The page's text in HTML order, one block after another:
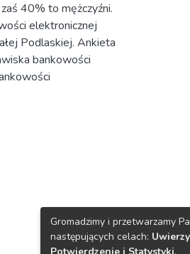
40% to mężczyźni.
elektronicznej
Podlaskiej. Ankieta
bankowości
Gromadzimy i przetwarzamy
następujących celach: